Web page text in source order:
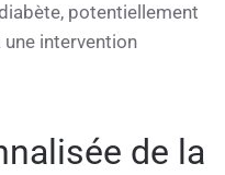
potentiellement
intervention
de la